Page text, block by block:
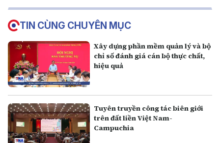
TIN CÙNG CHUYÊN MỤC
Xây dựng phần mềm quản lý và bộ
chỉ số đánh giá cán bộ thực chất,
hiệu quả
Tuyên truyền công tác biên giới
trên đất liền Việt Nam-
Campuchia